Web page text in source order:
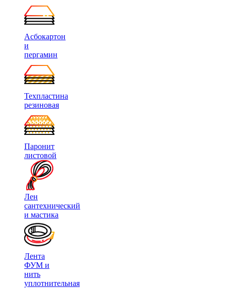
Асбокартон
и
пергамин
Техпластина
резиновая
Паронит
листовой
Лен
сантехнический
и мастика
Лента
ФУМ и
нить
уплотнительная